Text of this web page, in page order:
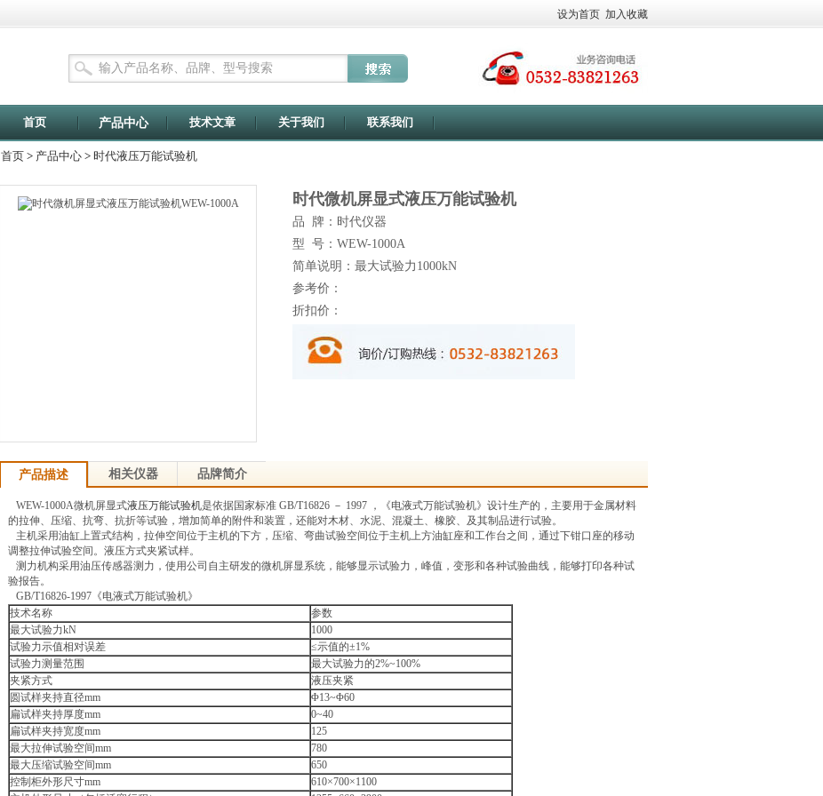
设为首页 加入收藏
首页 产品中心 技术文章 关于我们 联系我们
首页 > 产品中心 > 时代液压万能试验机
时代微机屏显式液压万能试验机
品 牌：时代仪器
型 号：WEW-1000A
简单说明：最大试验力1000kN
参考价：
折扣价：
产品描述 相关仪器 品牌简介
WEW-1000A微机屏显式液压万能试验机是依据国家标准 GB/T16826 － 1997 ， 《电液式万能试验机》设计生产的， 主要用于金属材料
的拉伸、压缩、抗弯、抗折等试验，增加简单的附件和装置， 还能对木材、水泥、混凝土、橡胶、及其制品进行试验。
主机采用油缸上置式结构， 拉伸空间位于主机的下方， 压缩、弯曲试验空间位于主机上方油缸座和工作台之间， 通过下钳口座的移动
调整拉伸试验空间。液压方式夹紧试样。
测力机构采用油压传感器测力，使用公司自主研发的微机屏显系统， 能够显示试验力， 峰值， 变形和各种试验曲线， 能够打印各种试
验报告。
GB/T16826-1997《电液式万能试验机》
技术名称
参数
最大试验力kN
1000
试验力示值相对误差
≤示值的±1%
试验力测量范围
最大试验力的2%~100%
夹紧方式
液压夹紧
圆试样夹持直径mm
Φ13~Φ60
扁试样夹持厚度mm
0~40
扁试样夹持宽度mm
125
最大拉伸试验空间mm
780
最大压缩试验空间mm
650
控制柜外形尺寸mm
610×700×1100